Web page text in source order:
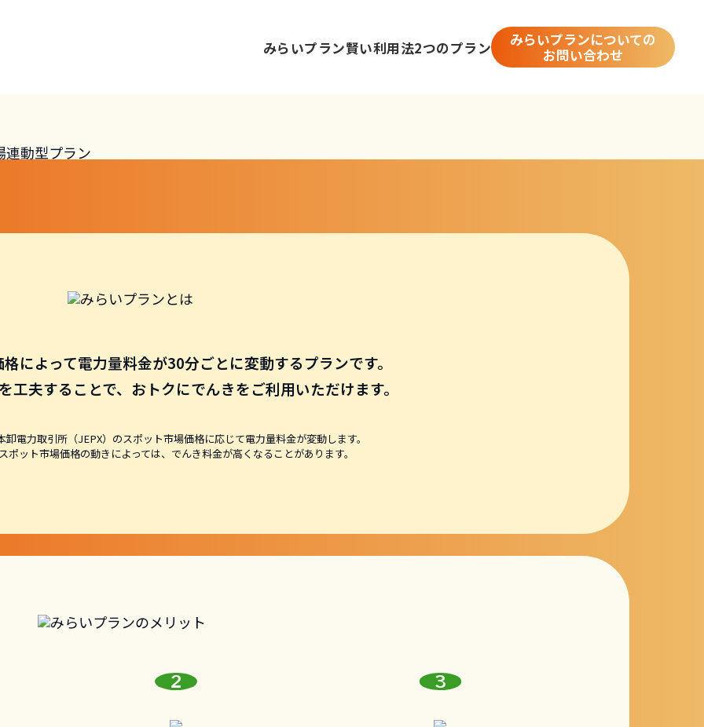
みらいプラン賢い利用法2つのプラン
みらいプランについての
お問い合わせ
によって電力量料金が30分ごとに変動するプランです。
工夫することで、 おトクにでんきをご利用いただけます。
卸電力取引所（JEPX）のスポット市場価格に応じて電力量料金が変動します。
ポット市場価格の動きによっては、でんき料金が高くなることがあります。